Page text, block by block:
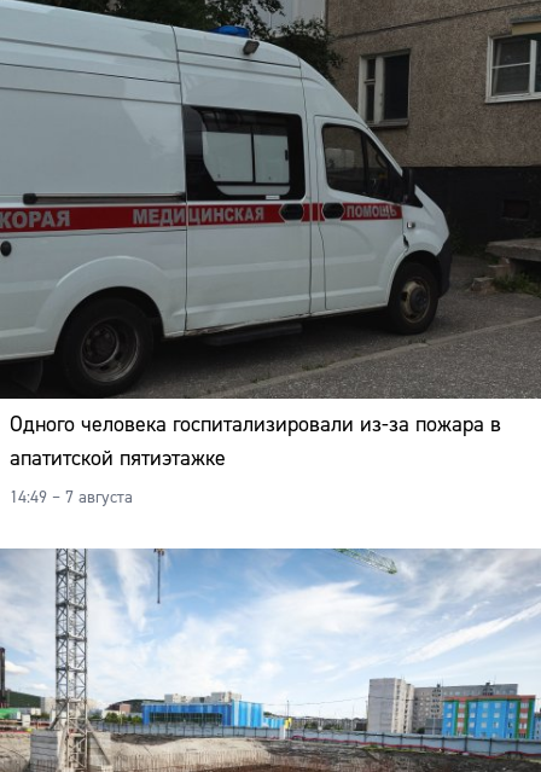
Одного человека госпитализировали из-за пожара в
апатитской пятиэтажке
14:49 – 7 августа